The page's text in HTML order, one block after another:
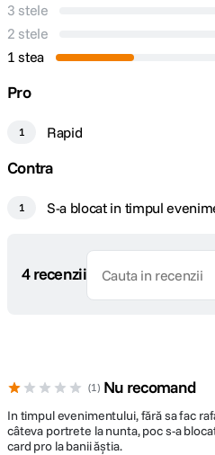
3 stele
2 stele
1 stea
Pro
1 Rapid
Contra
1 S-a blocat in timpul
4 recenzii
1 Nu recomand
In timpul evenimentului, fără sa fac
câteva portrete la nunta, poc s-a
card pro la banii ăștia.